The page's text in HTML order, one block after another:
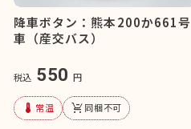
降車ボタン：熊本200か661号
車（産交バス）
税込 550 円
device_thermostat 常温 remove_shopping_cart同梱不可